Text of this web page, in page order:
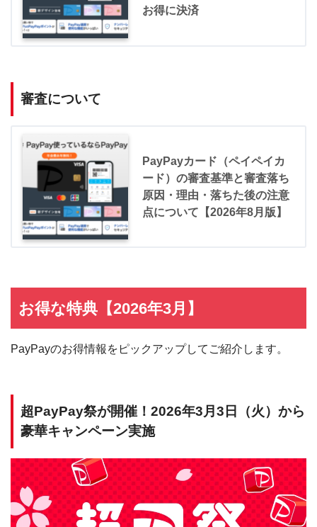
お得に決済
審査について
PayPayカード（ペイペイカ
ード）の審査基準と審査落ち
原因・理由・落ちた後の注意
点について【2026年8月版】
お得な特典【2026年3月】
PayPayのお得情報をピックアップしてご紹介します。
超PayPay祭が開催！2026年3月3日（火）から
豪華キャンペーン実施